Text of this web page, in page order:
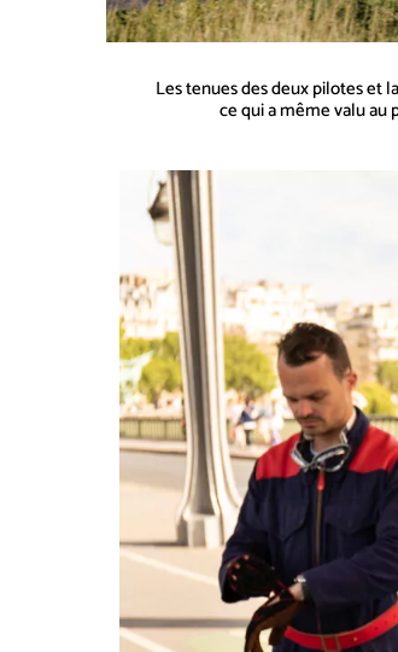
Les tenues des deux pilotes et
ce qui a même valu au